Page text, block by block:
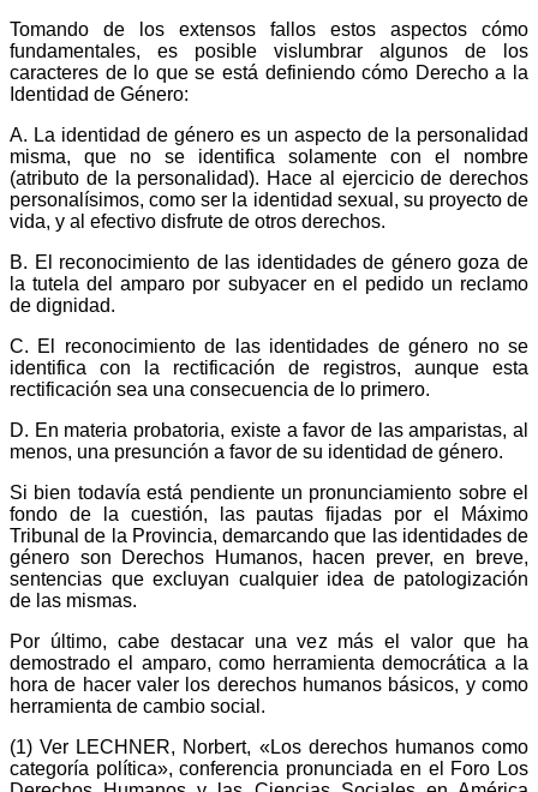
Tomando de los extensos fallos estos aspectos cómo
fundamentales, es posible vislumbrar algunos de los
caracteres de lo que se está definiendo cómo Derecho a la
Identidad de Género:
A. La identidad de género es un aspecto de la personalidad
misma, que no se identifica solamente con el nombre
(atributo de la personalidad). Hace al ejercicio de derechos
personalísimos, como ser la identidad sexual, su proyecto de
vida, y al efectivo disfrute de otros derechos.
B. El reconocimiento de las identidades de género goza de
la tutela del amparo por subyacer en el pedido un reclamo
de dignidad.
C. El reconocimiento de las identidades de género no se
identifica con la rectificación de registros, aunque esta
rectificación sea una consecuencia de lo primero.
D. En materia probatoria, existe a favor de las amparistas, al
menos, una presunción a favor de su identidad de género.
Si bien todavía está pendiente un pronunciamiento sobre el
fondo de la cuestión, las pautas fijadas por el Máximo
Tribunal de la Provincia, demarcando que las identidades de
género son Derechos Humanos, hacen prever, en breve,
sentencias que excluyan cualquier idea de patologización
de las mismas.
Por último, cabe destacar una vez más el valor que ha
demostrado el amparo, como herramienta democrática a la
hora de hacer valer los derechos humanos básicos, y como
herramienta de cambio social.
(1) Ver LECHNER, Norbert, «Los derechos humanos como
categoría política», conferencia pronunciada en el Foro Los